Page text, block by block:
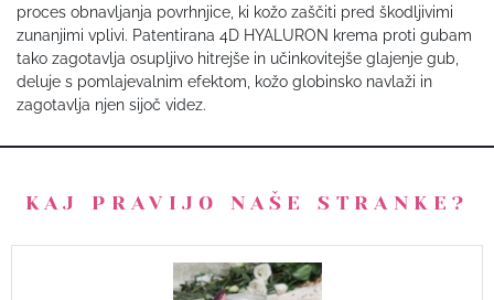
proces obnavljanja povrhnjice, ki kožo zaščiti pred škodljivimi
zunanjimi vplivi. Patentirana 4D HYALURON krema proti gubam
tako zagotavlja osupljivo hitrejše in učinkovitejše glajenje gub,
deluje s pomlajevalnim efektom, kožo globinsko navlaži in
zagotavlja njen sijoč videz.
KAJ PRAVIJO NAŠE STRANKE?